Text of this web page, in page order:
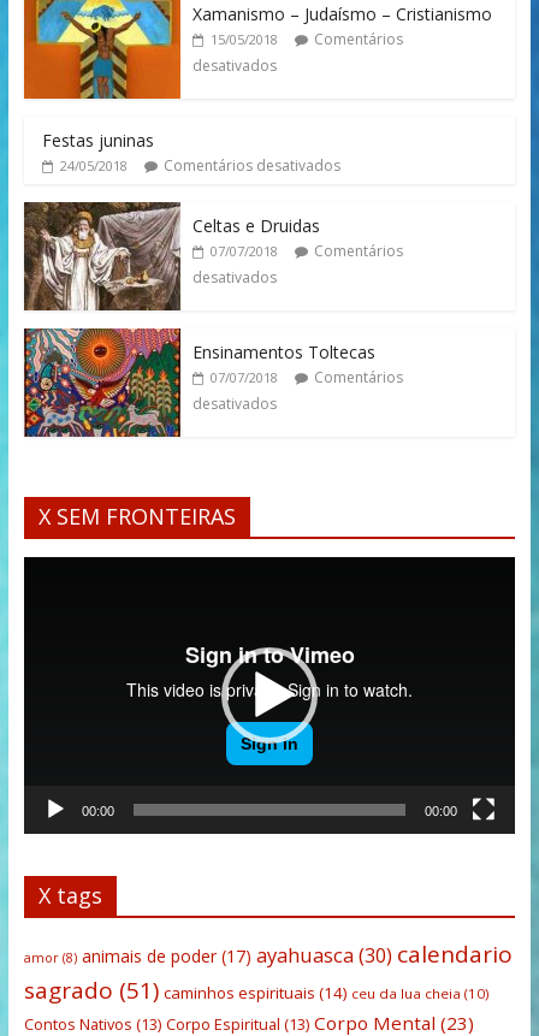
Xamanismo – Judaísmo – Cristianismo
15/05/2018
Comentários
desativados
Festas juninas
24/05/2018 Comentários desativados
Celtas e Druidas
07/07/2018
Comentários
desativados
Ensinamentos Toltecas
07/07/2018
Comentários
desativados
X SEM FRONTEIRAS
00:00 00:00
X tags
amor(8) animais de poder(17) ayahuasca(30) calendario
sagrado (51) caminhos espirituais (14) ceu da lua cheia (10)
Contos Nativos (13) Corpo Espiritual (13) Corpo Mental (23)